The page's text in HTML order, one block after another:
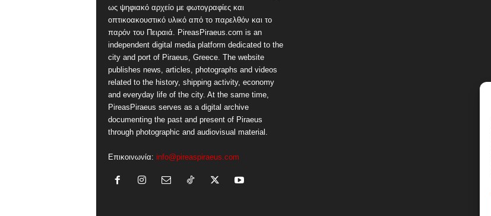
ως ψηφιακό αρχείο με φωτογραφίες και
οπτικοακουστικό υλικό από το παρελθόν και το
παρόν του Πειραιά. PireasPiraeus.com is an
independent digital media platform dedicated to the
city and port of Piraeus, Greece. The website
publishes news, articles, photographs and videos
related to the history, shipping activity, economy
and everyday life of the city. At the same time,
PireasPiraeus serves as a digital archive
documenting the past and present of Piraeus
through photographic and audiovisual material.
Επικοινωνία: info@pireaspiraeus.com